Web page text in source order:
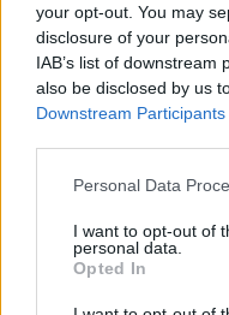
your opt-out. You may
disclosure of your
IAB’s list of
also be disclosed by us
Downstream Participants
Please note that this
not limited to your visit
grant or deny consent
use your data for below
consent section.
Personal Data
I want to opt-out of
personal data.
Opted In
hűtőkabátot adni
kívánt
ellenőrizhetsz a
borhűtőd, akkor
követlenül a
hígítod.